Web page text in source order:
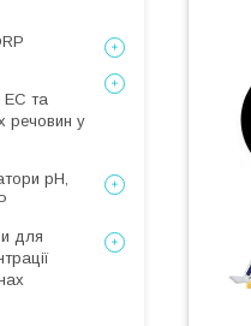
EC та
речовин у
pH,
для